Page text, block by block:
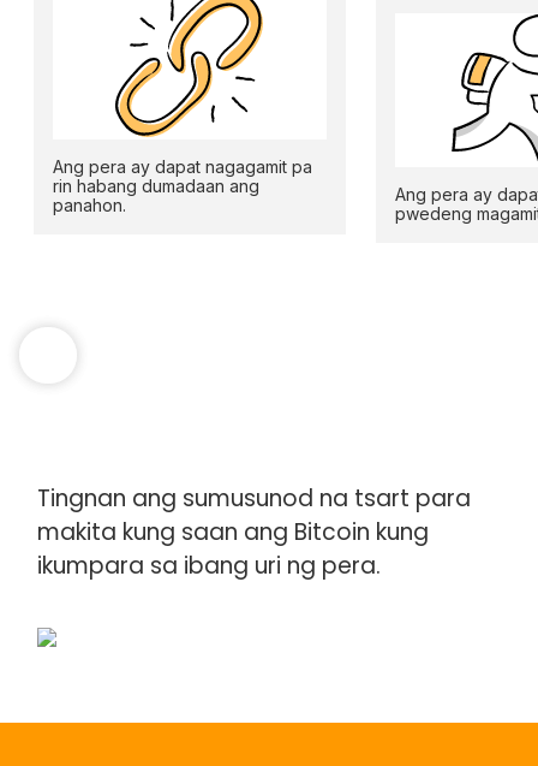
Ang pera ay dapat nagagamit pa
rin habang dumadaan ang
panahon.
Ang pera ay
pwedeng
Tingnan ang sumusunod na tsart para
makita kung saan ang Bitcoin kung
ikumpara sa ibang uri ng pera.